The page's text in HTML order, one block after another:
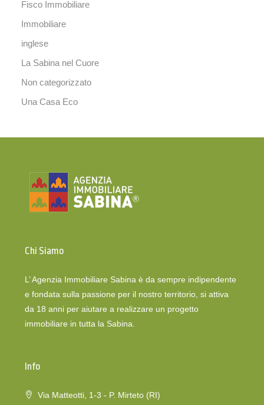
Fisco Immobiliare
Immobiliare
inglese
La Sabina nel Cuore
Non categorizzato
Una Casa Eco
Chi Siamo
L’ Agenzia Immobiliare Sabina è da sempre indipendente
e fondata sulla passione per il nostro territorio, si attiva
da 18 anni per aiutare a realizzare un progetto
immobiliare in tutta la Sabina.
Info
Via Matteotti, 1-3 - P. Mirteto (RI)